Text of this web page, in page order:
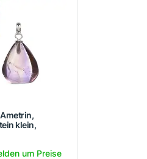
klein,
um Preise